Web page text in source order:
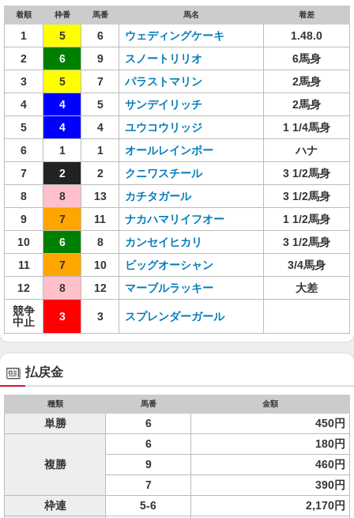
着順 枠番 馬番 馬名 着差
1 5 6 ウェディングケーキ
1.48.0
2
6 9 スノートリリオ
6馬身
3
5 7 パラストマリン
2馬身
4
4 5 サンデイリッチ
2馬身
5
4 4 ユウコウリッジ
1 1/4馬身
6
1 1 オールレインボー
ハナ
7
2 2 クニワスチール
3 1/2馬身
8
8 13 カチタガール
3 1/2馬身
9
7 11 ナカハマリイフオー
1 1/2馬身
10
6 8 カンセイヒカリ
3 1/2馬身
11
7 10 ビッグオーシャン
3/4馬身
12
8 12 マーブルラッキー
大差
競争
中止
3 3 スプレンダーガール
払戻金
種類 馬番 金額
単勝 6 450円
複勝
6
180円
9
460円
7
390円
枠連
5-6
2,170円